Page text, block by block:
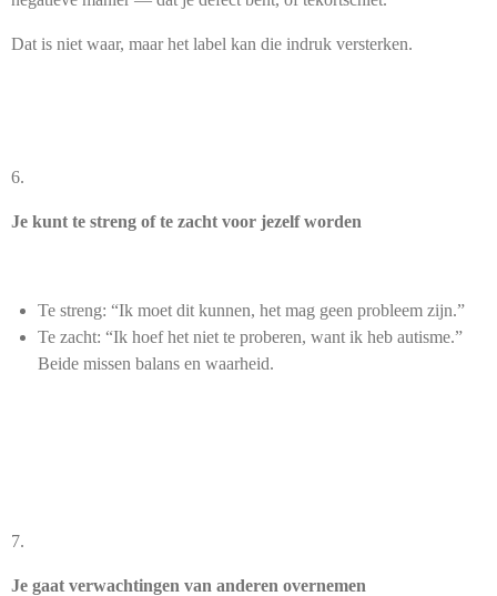
Dat is niet waar, maar het label kan die indruk versterken.
6.
Je kunt te streng of te zacht voor jezelf worden
Te streng: “Ik moet dit kunnen, het mag geen probleem zijn.”
Te zacht: “Ik hoef het niet te proberen, want ik heb autisme.”
Beide missen balans en waarheid.
7.
Je gaat verwachtingen van anderen overnemen